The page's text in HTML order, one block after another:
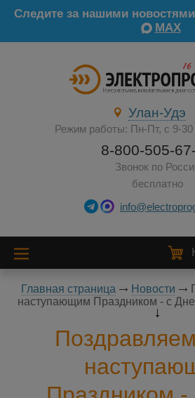
Следите за нашими
MAX
Улан-Удэ
Режим работы: Пн-Пт, с 9-30
8-800-505-
Звонок по
бесплатно
Главная страница Новости
наступающим Праздником - с